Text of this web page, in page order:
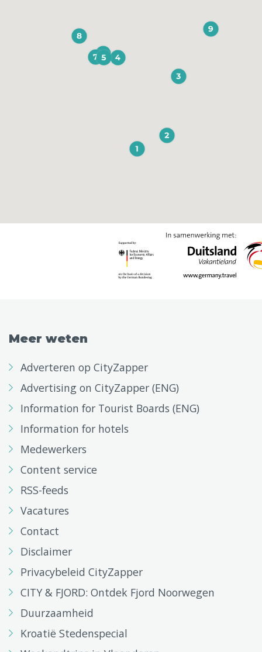
Meer weten
Adverteren op CityZapper
Advertising on CityZapper (ENG)
Information for Tourist Boards (ENG)
Information for hotels
Medewerkers
Content service
RSS-feeds
Vacatures
Contact
Disclaimer
Privacybeleid CityZapper
CITY & FJORD: Ontdek Fjord Noorwegen
Duurzaamheid
Kroatië Stedenspecial